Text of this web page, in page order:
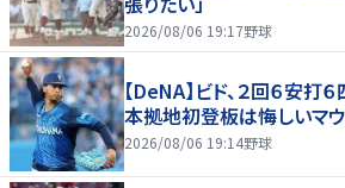
2026/08/06 19:17野球
【DeNA】ビド、２回６安
本拠地初登板は悔しいマ
2026/08/06 19:14野球